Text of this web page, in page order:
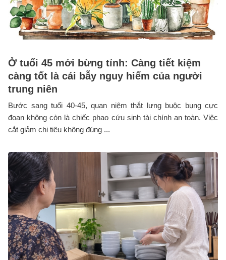
Ở tuổi 45 mới bừng tỉnh: Càng tiết kiệm
càng tốt là cái bẫy nguy hiểm của người
trung niên
Bước sang tuổi 40-45, quan niệm thắt lưng buộc bụng cực
đoan không còn là chiếc phao cứu sinh tài chính an toàn. Việc
cắt giảm chi tiêu không đúng ...